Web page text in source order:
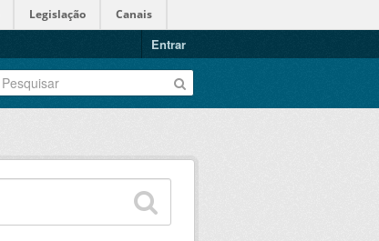
Legislação Canais
Entrar